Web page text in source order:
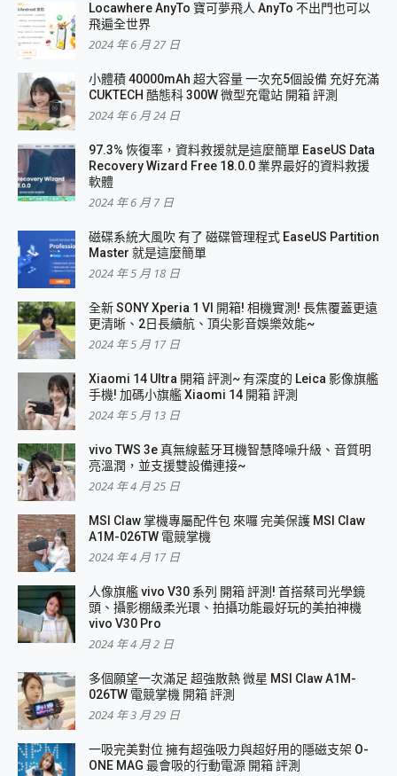
Locawhere AnyTo 寶可夢飛人 AnyTo 不出門也可以
飛遍全世界
2024 年 6 月 27 日
小體積 40000mAh 超大容量 一次充5個設備 充好充滿
CUKTECH 酷態科 300W 微型充電站 開箱 評測
2024 年 6 月 24 日
97.3% 恢復率，資料救援就是這麼簡單 EaseUS Data
Recovery Wizard Free 18.0.0 業界最好的資料救援
軟體
2024 年 6 月 7 日
磁碟系統大風吹 有了 磁碟管理程式 EaseUS Partition
Master 就是這麼簡單
2024 年 5 月 18 日
全新 SONY Xperia 1 VI 開箱! 相機實測! 長焦覆蓋更遠
更清晰、2日長續航、頂尖影音娛樂效能~
2024 年 5 月 17 日
Xiaomi 14 Ultra 開箱 評測~ 有深度的 Leica 影像旗艦
手機! 加碼小旗艦 Xiaomi 14 開箱 評測
2024 年 5 月 13 日
vivo TWS 3e 真無線藍牙耳機智慧降噪升級、音質明
亮溫潤，並支援雙設備連接~
2024 年 4 月 25 日
MSI Claw 掌機專屬配件包 來囉 完美保護 MSI Claw
A1M-026TW 電競掌機
2024 年 4 月 17 日
人像旗艦 vivo V30 系列 開箱 評測! 首搭蔡司光學鏡
頭、攝影棚級柔光環、拍攝功能最好玩的美拍神機
vivo V30 Pro
2024 年 4 月 2 日
多個願望一次滿足 超強散熱 微星 MSI Claw A1M-
026TW 電競掌機 開箱 評測
2024 年 3 月 29 日
一吸完美對位 擁有超強吸力與超好用的隱磁支架 O-
ONE MAG 最會吸的行動電源 開箱 評測